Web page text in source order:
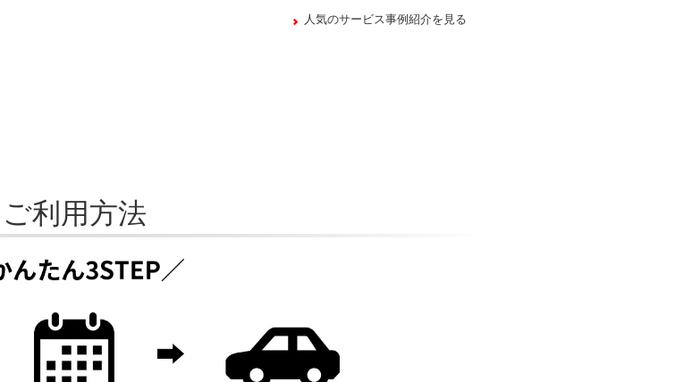
人気のサービス事例紹介を見る
ご利用方法